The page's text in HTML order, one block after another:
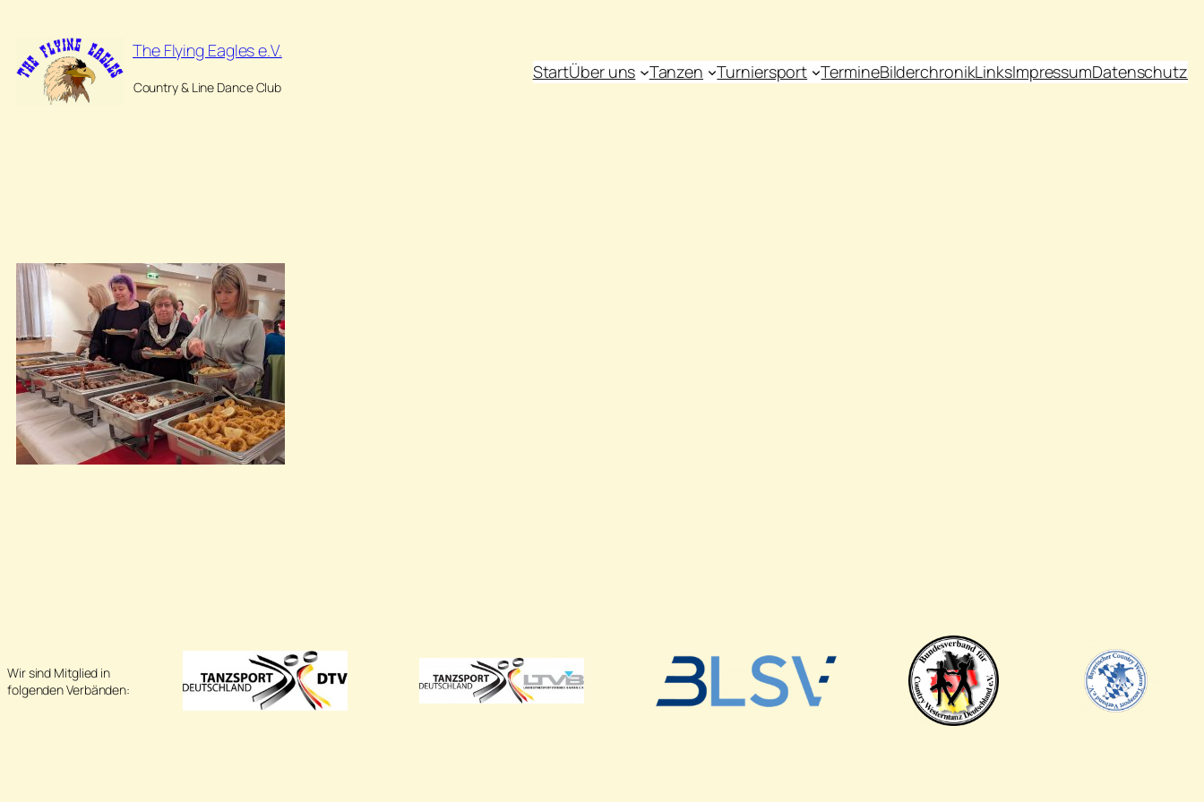
Inhalt
springen
The Flying Eagles e.V.
Country & Line Dance Club
StartÜber uns Tanzen Turniersport TermineBilderchronikLinksImpressumDatenschutz
Wir sind Mitglied in
folgenden Verbänden: